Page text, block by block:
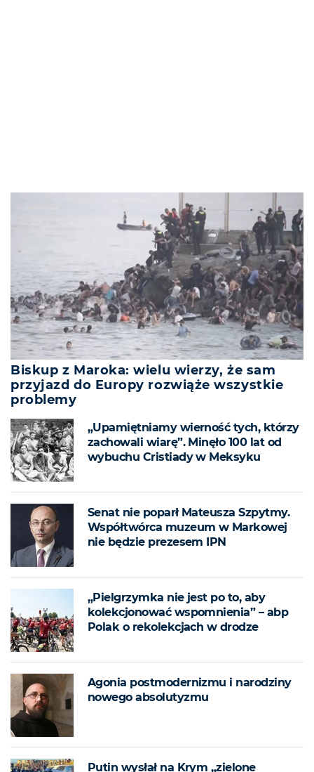
Biskup z Maroka: wielu wierzy, że sam
przyjazd do Europy rozwiąże wszystkie
problemy
„Upamiętniamy wierność tych, którzy
zachowali wiarę”. Minęło 100 lat od
wybuchu Cristiady w Meksyku
Senat nie poparł Mateusza Szpytmy.
Współtwórca muzeum w Markowej
nie będzie prezesem IPN
„Pielgrzymka nie jest po to, aby
kolekcjonować wspomnienia” – abp
Polak o rekolekcjach w drodze
Agonia postmodernizmu i narodziny
nowego absolutyzmu
Putin wysłał na Krym „zielone